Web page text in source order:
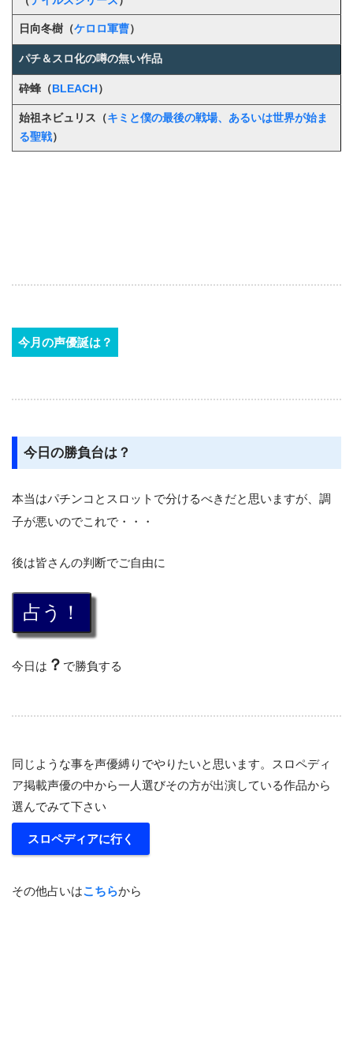
日向冬樹（ケロロ軍曹）
パチ＆スロ化の噂の無い作品
砕蜂（BLEACH）
始祖ネビュリス（キミと僕の最後の戦場、あるいは世界が始ま
る聖戦）
今月の声優誕は？
今日の勝負台は？
本当はパチンコとスロットで分けるべきだと思いますが、調
子が悪いのでこれで・・・
後は皆さんの判断でご自由に
今日は ？ で勝負する
同じような事を声優縛りでやりたいと思います。スロペディ
ア掲載声優の中から一人選びその方が出演している作品から
選んでみて下さい
スロペディアに行く
その他占いはこちらから